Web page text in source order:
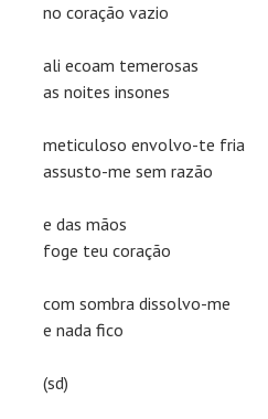
no coração vazio
ali ecoam temerosas
as noites insones
meticuloso envolvo-te fria
assusto-me sem razão
e das mãos
foge teu coração
com sombra dissolvo-me
e nada fico
(sd)